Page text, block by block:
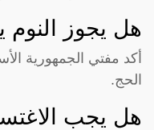
هل يجوز النوم
أكد مفتي الجمهورية
الحج.
هل يجب